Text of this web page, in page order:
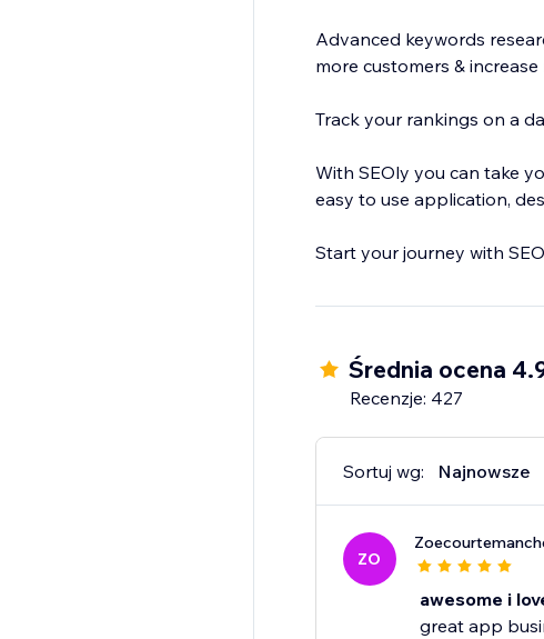
Advanced keywords
more customers & increase
Track your rankings on a
With SEOly you can take
easy to use application,
Start your journey with
Średnia ocena
Recenzje: 427
Sortuj wg: Najnowsze
ZO
awesome i
great app